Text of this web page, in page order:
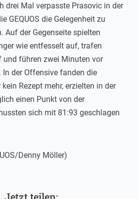
drei Mal verpasste Prasovic in der
GEQUOS die Gelegenheit zu
Auf der Gegenseite spielten
wie entfesselt auf, trafen
und führen zwei Minuten vor
der Offensive fanden die
Rezept mehr, erzielten in der
einen Punkt von der
sich mit 81:93 geschlagen
Denny Möller)